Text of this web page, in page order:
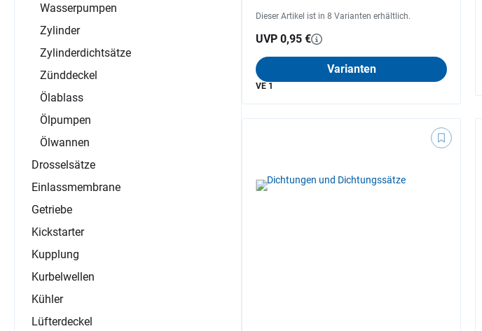
Wasserpumpen
Zylinder
Zylinderdichtsätze
Zünddeckel
Ölablass
Ölpumpen
Ölwannen
Drosselsätze
Einlassmembrane
Getriebe
Kickstarter
Kupplung
Kurbelwellen
Kühler
Lüfterdeckel
Dieser Artikel ist in 8 Varianten erhältlich.
UVP 0,95 €
Varianten
VE 1